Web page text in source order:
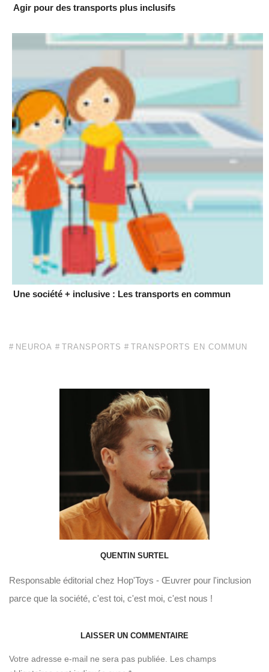
Agir pour des transports plus inclusifs
Une société + inclusive : Les transports en commun
NEUROA TRANSPORTS TRANSPORTS EN COMMUN
QUENTIN SURTEL
Responsable éditorial chez Hop'Toys - Œuvrer pour l'inclusion
parce que la société, c'est toi, c'est moi, c'est nous !
LAISSER UN COMMENTAIRE
Votre adresse e-mail ne sera pas publiée.
Les champs